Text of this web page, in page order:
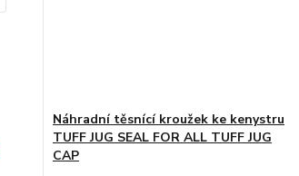
Náhradní těsnící kroužek ke kenystru
TUFF JUG SEAL FOR ALL TUFF JUG
CAP